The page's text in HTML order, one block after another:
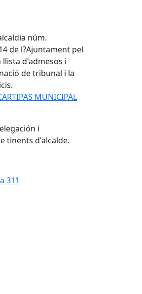
núm.
de l?Ajuntament pel
d'admesos i
de tribunal i la
MUNICIPAL
i
tinents d'alcalde.